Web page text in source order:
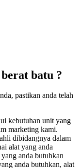
batu ?
pastikan anda telah
kebutuhan unit yang
marketing kami.
dibidangnya dalam
alat yang anda
anda butuhkan
anda butuhkan, alat